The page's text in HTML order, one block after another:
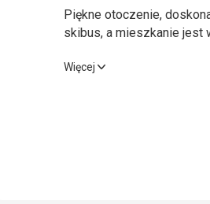
krok, co stanowi miłe
Wyżywienie
Zakwaterowanie
Piękne otoczenie,
skibus, a mieszkanie jest
Piękne otoczenie,
Więcej